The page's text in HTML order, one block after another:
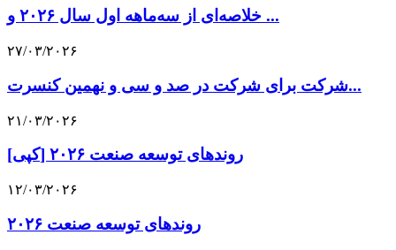
خلاصه‌ای از سه‌ماهه اول سال ۲۰۲۶ و ...
۲۷/۰۳/۲۰۲۶
شرکت برای شرکت در صد و سی و نهمین کنسرت...
۲۱/۰۳/۲۰۲۶
[کپی] روندهای توسعه صنعت ۲۰۲۶
۱۲/۰۳/۲۰۲۶
روندهای توسعه صنعت ۲۰۲۶